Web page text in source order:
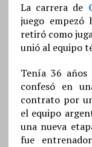
La carrera de
juego empezó
retiró como
unió al equipo
Tenía 36 años
confesó en
contrato por
el equipo
una nueva
fue